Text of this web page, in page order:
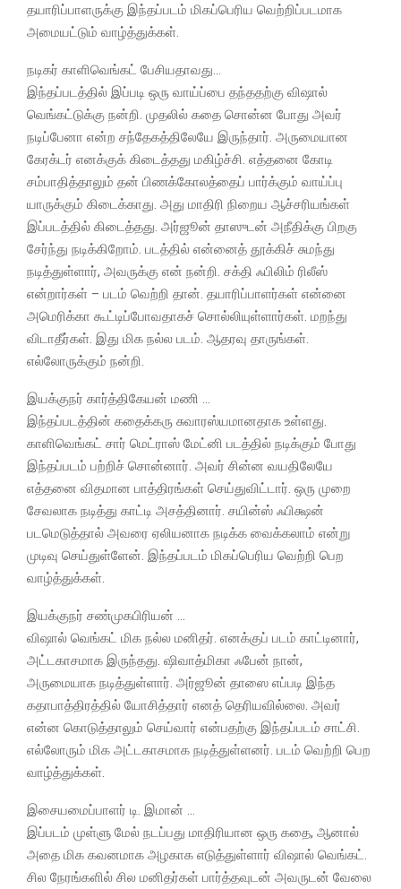
தயாரிப்பாளருக்கு இந்தப்படம் மிகப்பெரிய வெற்றிப்படமாக
அமையட்டும் வாழ்த்துக்கள்.
நடிகர் காளிவெங்கட் பேசியதாவது…
இந்தப்படத்தில் இப்படி ஒரு வாய்ப்பை தந்ததற்கு விஷால்
வெங்கட்டுக்கு நன்றி. முதலில் கதை சொன்ன போது அவர்
நடிப்பேனா என்ற சந்தேகத்திலேயே இருந்தார். அருமையான
கேரக்டர் எனக்குக் கிடைத்தது மகிழ்ச்சி. எத்தனை கோடி
சம்பாதித்தாலும் தன் பிணக்கோலத்தைப் பார்க்கும் வாய்ப்பு
யாருக்கும் கிடைக்காது. அது மாதிரி நிறைய ஆச்சரியங்கள்
இப்படத்தில் கிடைத்தது. அர்ஜூன் தாஸுடன் அநீதிக்கு பிறகு
சேர்ந்து நடிக்கிறோம். படத்தில் என்னைத் தூக்கிச் சுமந்து
நடித்துள்ளார், அவருக்கு என் நன்றி. சக்தி ஃபிலிம் ரிலீஸ்
என்றார்கள் – படம் வெற்றி தான். தயாரிப்பாளர்கள் என்னை
அமெரிக்கா கூட்டிப்போவதாகச் சொல்லியுள்ளார்கள். மறந்து
விடாதீர்கள். இது மிக நல்ல படம். ஆதரவு தாருங்கள்.
எல்லோருக்கும் நன்றி.
இயக்குநர் கார்த்திகேயன் மணி …
இந்தப்படத்தின் கதைக்கரு சுவாரஸ்யமானதாக உள்ளது.
காளிவெங்கட் சார் மெட்ராஸ் மேட்னி படத்தில் நடிக்கும் போது
இந்தப்படம் பற்றிச் சொன்னார். அவர் சின்ன வயதிலேயே
எத்தனை விதமான பாத்திரங்கள் செய்துவிட்டார். ஒரு முறை
சேவலாக நடித்து காட்டி அசத்தினார். சயின்ஸ் ஃபிக்ஷன்
படமெடுத்தால் அவரை ஏலியனாக நடிக்க வைக்கலாம் என்று
முடிவு செய்துள்ளேன். இந்தப்படம் மிகப்பெரிய வெற்றி பெற
வாழ்த்துக்கள்.
இயக்குநர் சண்முகபிரியன் …
விஷால் வெங்கட் மிக நல்ல மனிதர். எனக்குப் படம் காட்டினார்,
அட்டகாசமாக இருந்தது. ஷிவாத்மிகா ஃபேன் நான்,
அருமையாக நடித்துள்ளார். அர்ஜூன் தாஸை எப்படி இந்த
கதாபாத்திரத்தில் யோசித்தார் எனத் தெரியவில்லை. அவர்
என்ன கொடுத்தாலும் செய்வார் என்பதற்கு இந்தப்படம் சாட்சி.
எல்லோரும் மிக அட்டகாசமாக நடித்துள்ளனர். படம் வெற்றி பெற
வாழ்த்துக்கள்.
இசையமைப்பாளர் டி. இமான் …
இப்படம் முள்ளு மேல் நடப்பது மாதிரியான ஒரு கதை, ஆனால்
அதை மிக கவனமாக அழகாக எடுத்துள்ளார் விஷால் வெங்கட்.
சில நேரங்களில் சில மனிதர்கள் பார்த்தவுடன் அவருடன் வேலை